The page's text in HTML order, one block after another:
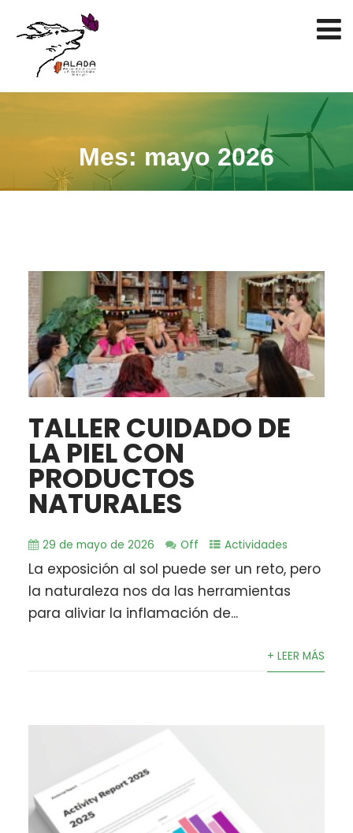
Mes:mayo 2026
TALLER CUIDADO DE
LA PIEL CON
PRODUCTOS
NATURALES
29 de mayo de 2026 Off Actividades
La exposición al sol puede ser un reto, pero
la naturaleza nos da las herramientas
para aliviar la inflamación de...
+ LEER MÁS